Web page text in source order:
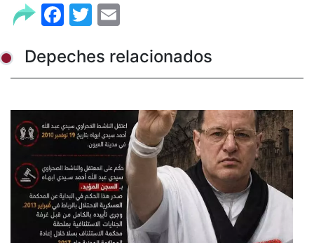
Facebook
Twitter
Depeches relacionados